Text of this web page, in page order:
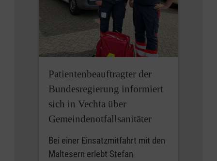
Patientenbeauftragter der
Bundesregierung informiert
sich in Vechta über
Gemeindenotfallsanitäter
Bei einer Einsatzmitfahrt mit den
Maltesern erlebt Stefan